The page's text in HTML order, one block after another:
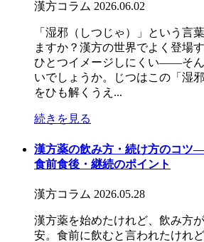
漢方コラム 2026.06.02
「湿邪（しつじゃ）」という言
ますか？漢方の世界でよく登場
ひとつイメージしにくい――そ
いでしょうか。じつはこの「湿
をひも解くうえ...
続きを見る
漢方薬の飲み方・続け方のコツ
食前食後・継続のポイント
漢方コラム 2026.05.28
漢方薬を始めたけれど、飲み方
安。食前に飲むと言われたけれ